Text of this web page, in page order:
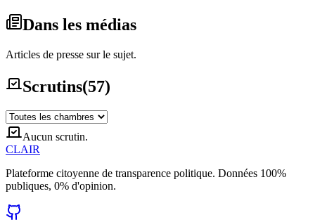
Dans les médias
Articles de presse sur le sujet.
Scrutins(57)
Aucun scrutin.
CLAIR
Plateforme citoyenne de transparence politique. Données 100%
publiques, 0% d'opinion.